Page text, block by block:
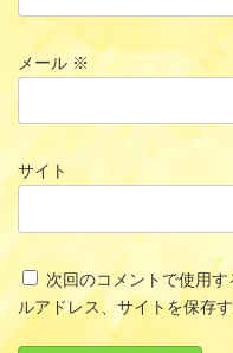
メール ※
サイト
次回のコメントで使用
ルアドレス、サイトを保存す